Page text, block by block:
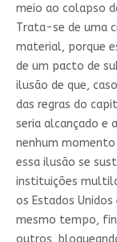
meio ao colapso
Trata-se de uma
material, porque
de um pacto de
ilusão de que,
das regras do
seria alcançado e
nenhum
essa ilusão se
instituições
os Estados
mesmo tempo,
outros,